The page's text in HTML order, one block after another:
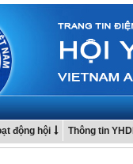
động hội Thông tin